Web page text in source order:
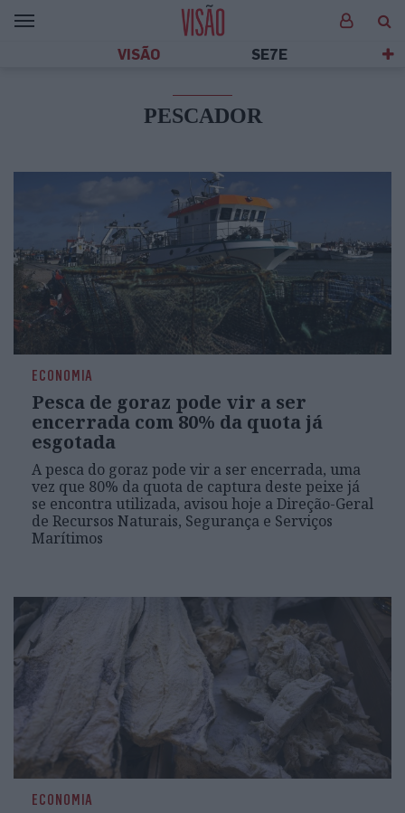
VISÃO SE7E
PESCADOR
ECONOMIA
Pesca de goraz pode vir a ser
encerrada com 80% da quota já
esgotada
A pesca do goraz pode vir a ser encerrada, uma
vez que 80% da quota de captura deste peixe já
se encontra utilizada, avisou hoje a Direção-Geral
de Recursos Naturais, Segurança e Serviços
Marítimos
ECONOMIA